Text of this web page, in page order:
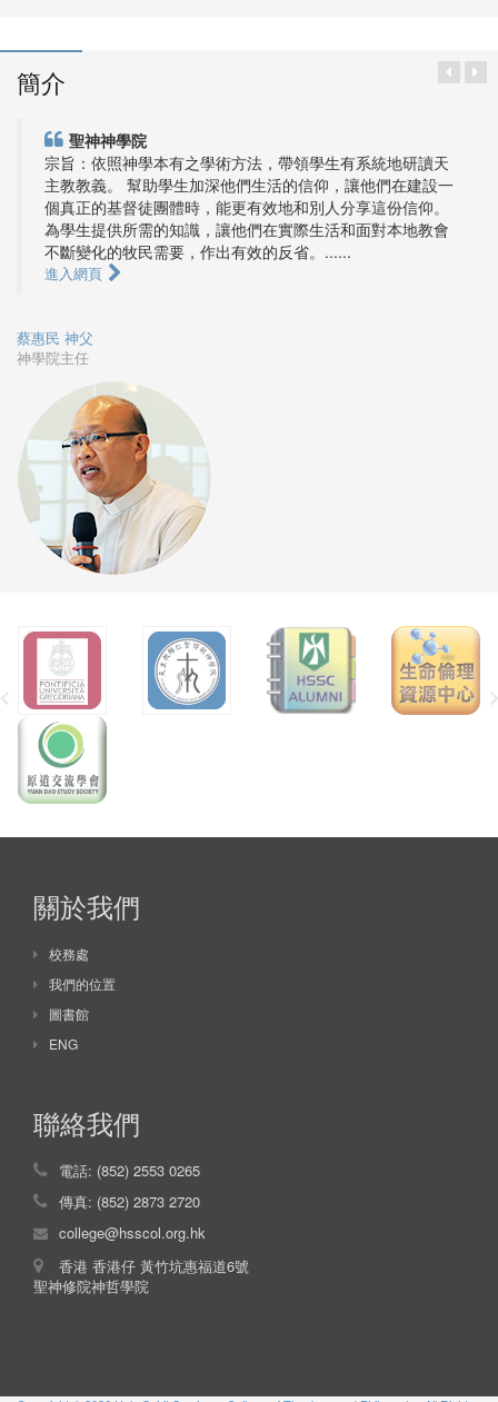
簡介
聖神神學院
宗旨：依照神學本有之學術方法，帶領學生有系統地研讀天
主教教義。 幫助學生加深他們生活的信仰，讓他們在建設一
個真正的基督徒團體時，能更有效地和別人分享這份信仰。
為學生提供所需的知識，讓他們在實際生活和面對本地教會
不斷變化的牧民需要，作出有效的反省。......
進入網頁
蔡惠民 神父
神學院主任
關於我們
校務處
我們的位置
圖書館
ENG
聯絡我們
電話: (852) 2553 0265
傳真: (852) 2873 2720
college@hsscol.org.hk
香港 香港仔 黃竹坑惠福道6號
聖神修院神哲學院